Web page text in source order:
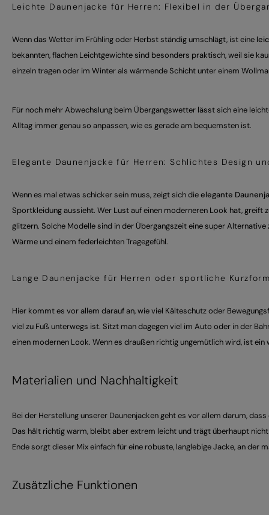
Leichte Daunenjacke für Herren: Flexibel in der
Wenn das Wetter im Frühling oder Herbst ständig umschlägt, ist eine
bekannten, flachen Leichtgewichte sind besonders praktisch, weil sie
einzeln tragen oder im Winter als wärmende Schicht unter einem
Für noch mehr Abwechslung beim Übergangswetter lässt sich eine
Alltag immer genau so anpassen, wie es gerade am bequemsten ist.
Elegante Daunenjacke für Herren: Schlichtes Design
Wenn es mal etwas schicker sein muss, zeigt sich dieelegante
Sportkleidung aussieht. Wer Lust auf einen moderneren Look hat, greift
glitzern. Solche Modelle sind in der Übergangszeit eine super
Wärme und einem federleichten Tragegefühl.
Lange Daunenjacke für Herren oder sportliche
Hier kommt es vor allem darauf an, wie viel Kälteschutz oder
viel zu Fuß unterwegs ist. Sitzt man dagegen viel im Auto oder in der
einen modernen Look. Wenn es draußen richtig ungemütlich wird, ist
Materialien und Nachhaltigkeit
Bei der Herstellung unserer Daunenjacken geht es vor allem darum,
Das hält richtig warm, bleibt aber extrem leicht und trägt überhaupt
Ende sorgt dieser Mix einfach für eine robuste, langlebige Jacke, an der
Zusätzliche Funktionen